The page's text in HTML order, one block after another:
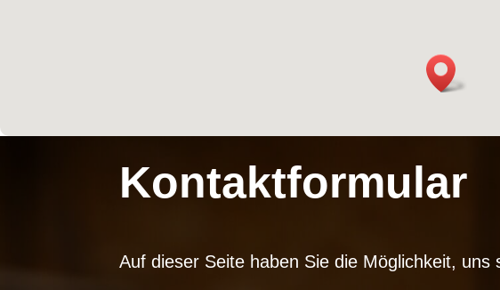
Kontaktformular
Auf dieser Seite haben Sie die Möglichkeit,